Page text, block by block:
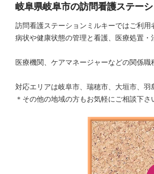
岐阜県岐阜市の訪問看護ステー
訪問看護ステーションミルキーではご利用
病状や健康状態の管理と看護、医療処置・
医療機関、ケアマネージャーなどの関係
対応エリアは岐阜市、瑞穂市、大垣市、羽
＊その他の地域の方もお気軽にご相談下さ